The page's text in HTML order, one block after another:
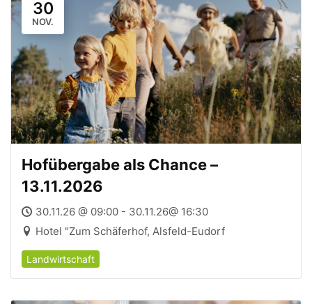
30
NOV.
Hofübergabe als Chance –
13.11.2026
30.11.26 @ 09:00 - 30.11.26@ 16:30
Hotel "Zum Schäferhof, Alsfeld-Eudorf
Landwirtschaft